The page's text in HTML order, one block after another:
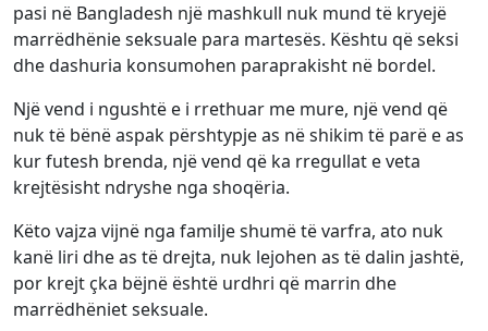
pasi në Bangladesh një mashkull nuk mund të kryejë
marrëdhënie seksuale para martesës. Kështu që seksi
dhe dashuria konsumohen paraprakisht në bordel.
Një vend i ngushtë e i rrethuar me mure, një vend që
nuk të bënë aspak përshtypje as në shikim të parë e as
kur futesh brenda, një vend që ka rregullat e veta
krejtësisht ndryshe nga shoqëria.
Këto vajza vijnë nga familje shumë të varfra, ato nuk
kanë liri dhe as të drejta, nuk lejohen as të dalin jashtë,
por krejt çka bëjnë është urdhri që marrin dhe
marrëdhëniet seksuale.